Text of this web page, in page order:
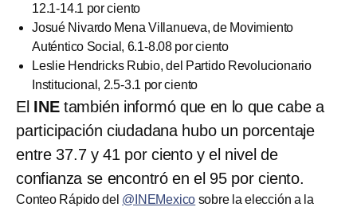
12.1-14.1 por ciento
Josué Nivardo Mena Villanueva, de Movimiento
Auténtico Social, 6.1-8.08 por ciento
Leslie Hendricks Rubio, del Partido Revolucionario
Institucional, 2.5-3.1 por ciento
El INEtambién informó que en lo que cabe a
participación ciudadana hubo un porcentaje
entre 37.7 y 41 por ciento y el nivel de
confianza se encontró en el 95 por ciento.
Conteo Rápido del @INEMexico sobre la elección a la